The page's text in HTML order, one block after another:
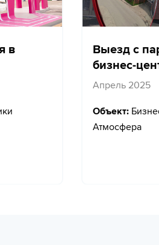
в
Выезд с
бизнес-
Апрель 2025
Объект:
Атмосфера